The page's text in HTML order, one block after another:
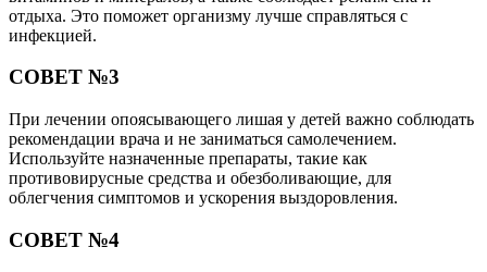
отдыха. Это поможет организму лучше справляться с
инфекцией.
СОВЕТ №3
При лечении опоясывающего лишая у детей важно соблюдать
рекомендации врача и не заниматься самолечением.
Используйте назначенные препараты, такие как
противовирусные средства и обезболивающие, для
облегчения симптомов и ускорения выздоровления.
СОВЕТ №4